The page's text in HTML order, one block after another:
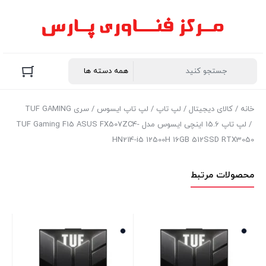
خانه / کالای دیجیتال / لپ تاپ / لپ تاپ ایسوس / سری TUF GAMING
/ لپ تاپ 15.6 اینچی ایسوس مدل TUF Gaming F15 ASUS FX507ZC4-
HN214-i5 12500H 16GB 512SSD RTX3050
محصولات مرتبط